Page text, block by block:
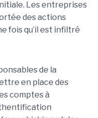
Les entreprises
des actions
fois qu’il est infiltré
de la
en place des
comptes à